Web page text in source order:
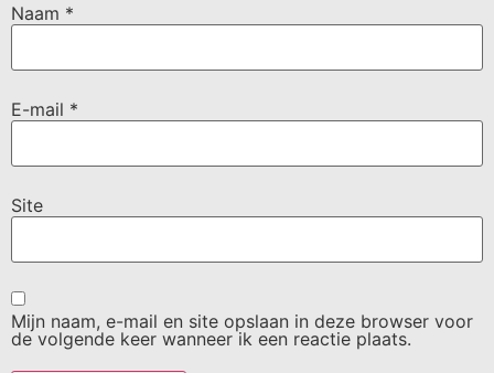
Naam *
E-mail *
Site
Mijn naam, e-mail en site opslaan in deze browser voor
de volgende keer wanneer ik een reactie plaats.